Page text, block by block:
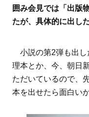
囲み会見では「出版
たが、具体的に出し
小説の第2弾も出し
理本とか、今、朝日
ただいているので、
本を出せたら面白い